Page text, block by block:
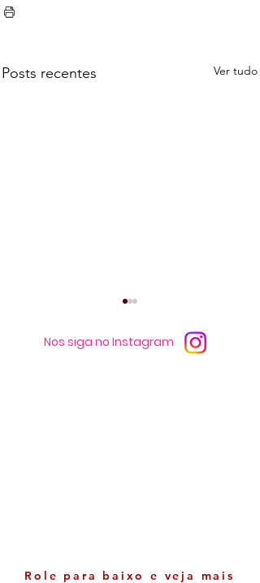
Posts recentes Ver tudo
Nos siga no Instagram
Role para baixo e veja mais